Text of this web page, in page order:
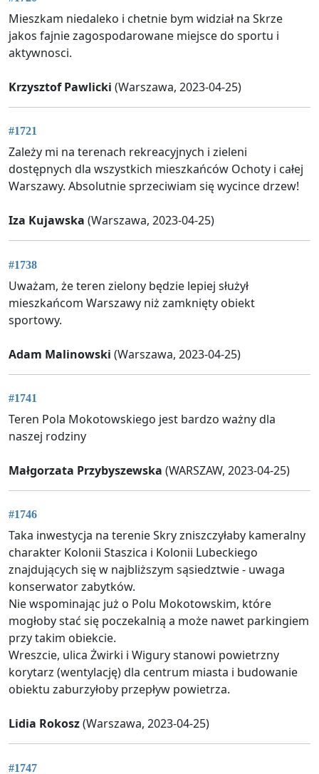
Mieszkam niedaleko i chetnie bym widział na Skrze
jakos fajnie zagospodarowane miejsce do sportu i
aktywnosci.
Krzysztof Pawlicki (Warszawa, 2023-04-25)
#1721
Zależy mi na terenach rekreacyjnych i zieleni
dostępnych dla wszystkich mieszkańców Ochoty i całej
Warszawy. Absolutnie sprzeciwiam się wycince drzew!
Iza Kujawska (Warszawa, 2023-04-25)
#1738
Uważam, że teren zielony będzie lepiej służył
mieszkańcom Warszawy niż zamknięty obiekt
sportowy.
Adam Malinowski (Warszawa, 2023-04-25)
#1741
Teren Pola Mokotowskiego jest bardzo ważny dla
naszej rodziny
Małgorzata Przybyszewska (WARSZAW, 2023-04-25)
#1746
Taka inwestycja na terenie Skry zniszczyłaby kameralny
charakter Kolonii Staszica i Kolonii Lubeckiego
znajdujących się w najbliższym sąsiedztwie - uwaga
konserwator zabytków.
Nie wspominając już o Polu Mokotowskim, które
mogłoby stać się poczekalnią a może nawet parkingiem
przy takim obiekcie.
Wreszcie, ulica Żwirki i Wigury stanowi powietrzny
korytarz (wentylację) dla centrum miasta i budowanie
obiektu zaburzyłoby przepływ powietrza.
Lidia Rokosz(Warszawa, 2023-04-25)
#1747